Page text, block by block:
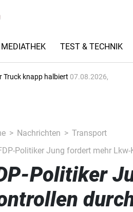
MEDIATHEK TEST & TECHNIK
Truck knapp halbiert 07.08.2026,
Nachrichten
Transport
Politiker Jung fordert mehr
Politiker